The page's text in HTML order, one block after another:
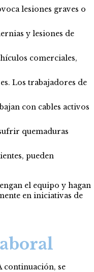
lesiones graves o
y lesiones de
comerciales,
Los trabajadores de
con cables activos
quemaduras
pueden
el equipo y hagan
en iniciativas de
continuación, se